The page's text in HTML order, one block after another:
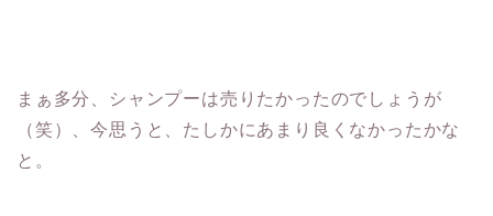
まぁ多分、シャンプーは売りたかったのでしょうが
（笑）、今思うと、たしかにあまり良くなかったかな
と。